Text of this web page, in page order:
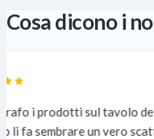
Cosa dicono i
tavolo della mia cucina.
vero scatto in studio ogni